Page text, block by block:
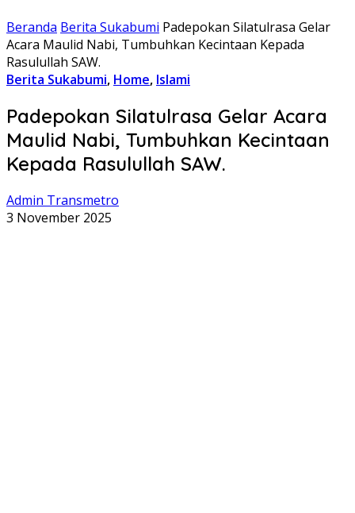
Beranda Berita Sukabumi Padepokan Silatulrasa Gelar
Acara Maulid Nabi, Tumbuhkan Kecintaan Kepada
Rasulullah SAW.
Berita Sukabumi, Home, Islami
Padepokan Silatulrasa Gelar Acara
Maulid Nabi, Tumbuhkan Kecintaan
Kepada Rasulullah SAW.
Admin Transmetro
3 November 2025